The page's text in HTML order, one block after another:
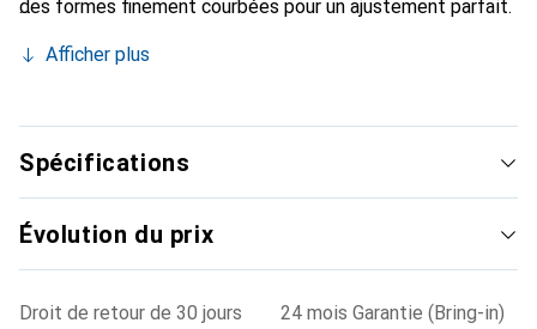
des formes finement courbées pour un ajustement parfait.
smartphone. La marque Noreve est reconnue
constitue toujours un excellent choix pour le client
exigeant.
Afficher plus
Spécifications
Évolution du prix
Droit de retour de 30 jours
24 mois Garantie (Bring-in)